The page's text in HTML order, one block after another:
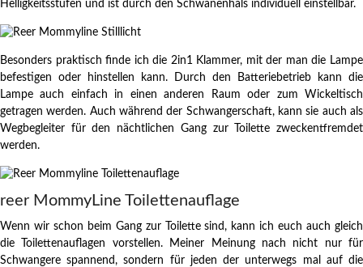
Helligkeitsstufen und ist durch den Schwanenhals individuell einstellbar.
Besonders praktisch finde ich die 2in1 Klammer, mit der man die Lampe
befestigen oder hinstellen kann. Durch den Batteriebetrieb kann die
Lampe auch einfach in einen anderen Raum oder zum Wickeltisch
getragen werden. Auch während der Schwangerschaft, kann sie auch als
Wegbegleiter für den nächtlichen Gang zur Toilette zweckentfremdet
werden.
reer MommyLine Toilettenauflage
Wenn wir schon beim Gang zur Toilette sind, kann ich euch auch gleich
die Toilettenauflagen vorstellen. Meiner Meinung nach nicht nur für
Schwangere spannend, sondern für jeden der unterwegs mal auf die